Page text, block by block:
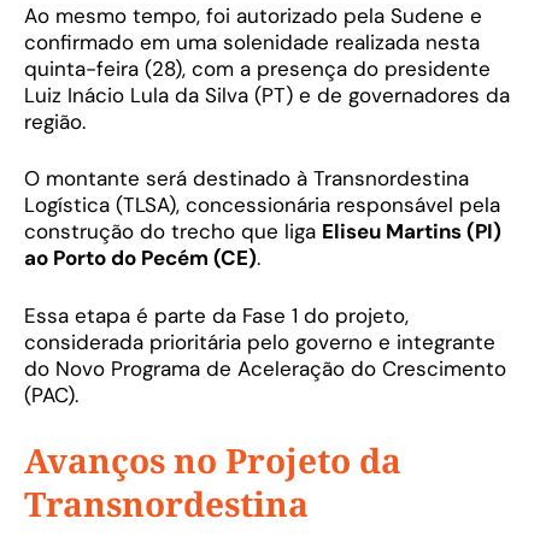
Ao mesmo tempo, foi autorizado pela Sudene e
confirmado em uma solenidade realizada nesta
quinta-feira (28), com a presença do presidente
Luiz Inácio Lula da Silva (PT) e de governadores da
região.
O montante será destinado à Transnordestina
Logística (TLSA), concessionária responsável pela
construção do trecho que liga Eliseu Martins (PI)
ao Porto do Pecém (CE).
Essa etapa é parte da Fase 1 do projeto,
considerada prioritária pelo governo e integrante
do Novo Programa de Aceleração do Crescimento
(PAC).
Avanços no Projeto da
Transnordestina